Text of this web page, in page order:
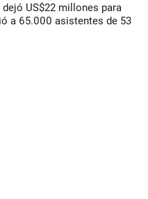
US$22 millones para
a 65.000 asistentes de 53